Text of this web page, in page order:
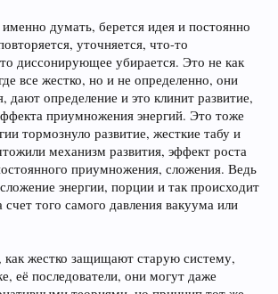
думать, берется идея и постоянно
уточняется, что-то
диссонирующее убирается. Это не как
все жестко, но и не определенно, они
дают определение и это клинит развитие,
приумножения энергий. Это тоже
тормознуло развитие, жесткие табу и
механизм развития, эффект роста
приумножения, сложения. Ведь
энергии, порции и так происходит
того самого давления вакуума или
жестко защищают старую систему,
её последователи, они могут даже